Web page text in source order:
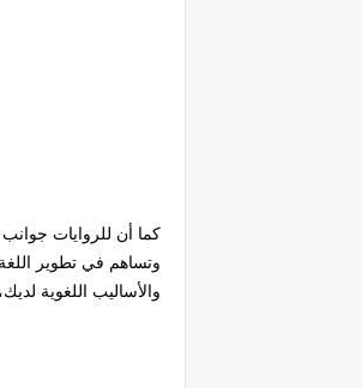
كما أن للروايات
وتساهم في تطوير
والأساليب اللغوية